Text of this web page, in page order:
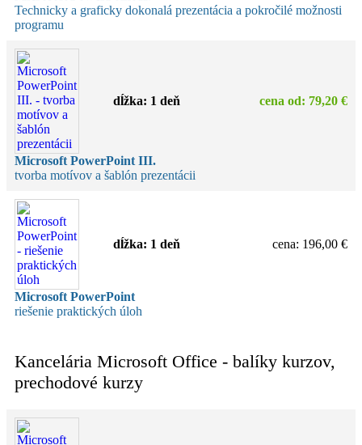
Technicky a graficky dokonalá prezentácia a pokročilé možnosti
programu
Microsoft PowerPoint III.
tvorba motívov a šablón prezentácii
dĺžka: 1 deň cena od: 79,20 €
Microsoft PowerPoint
riešenie praktických úloh
dĺžka: 1 deň cena: 196,00 €
Kancelária Microsoft Office - balíky kurzov,
prechodové kurzy